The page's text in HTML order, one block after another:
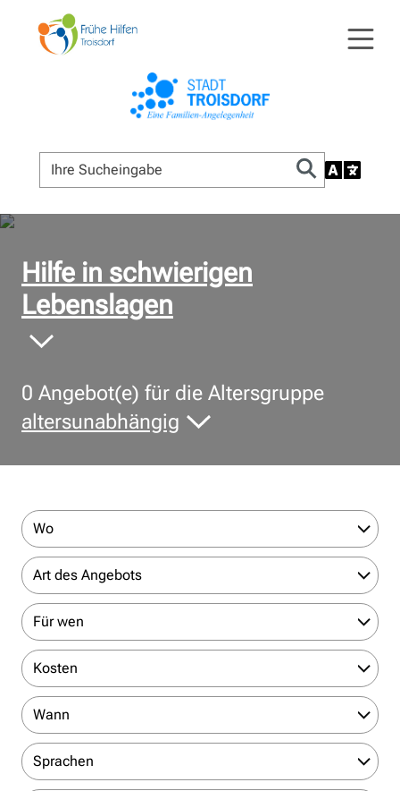
© Bildnachweis
Hilfe in schwierigen
Lebenslagen
0 Angebot(e) für die Altersgruppe
altersunabhängig
Wo
Art des Angebots
Für wen
Kosten
Wann
Sprachen